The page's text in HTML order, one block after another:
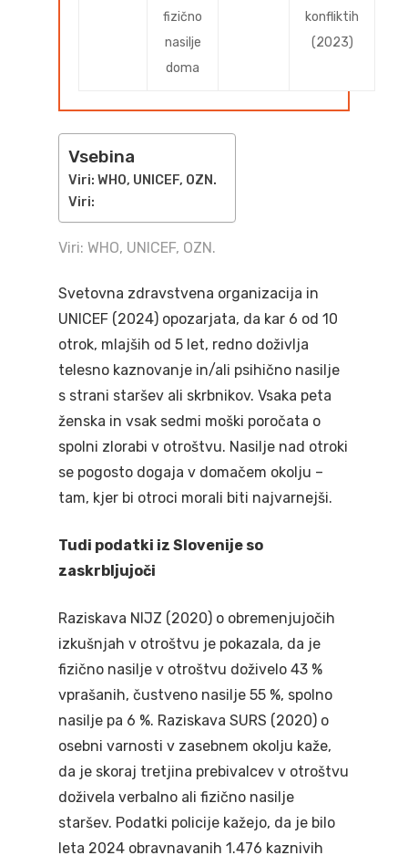
fizično
nasilje
doma
konfliktih
(2023)
Vsebina
Viri: WHO, UNICEF, OZN.
Viri:
Viri: WHO, UNICEF, OZN.
Svetovna zdravstvena organizacija in
UNICEF (2024) opozarjata, da kar 6 od 10
otrok, mlajših od 5 let, redno doživlja
telesno kaznovanje in/ali psihično nasilje
s strani staršev ali skrbnikov. Vsaka peta
ženska in vsak sedmi moški poročata o
spolni zlorabi v otroštvu. Nasilje nad otroki
se pogosto dogaja v domačem okolju –
tam, kjer bi otroci morali biti najvarnejši.
Tudi podatki iz Slovenije so
zaskrbljujoči
Raziskava NIJZ (2020) o obremenjujočih
izkušnjah v otroštvu je pokazala, da je
fizično nasilje v otroštvu doživelo 43 %
vprašanih, čustveno nasilje 55 %, spolno
nasilje pa 6 %. Raziskava SURS (2020) o
osebni varnosti v zasebnem okolju kaže,
da je skoraj tretjina prebivalcev v otroštvu
doživela verbalno ali fizično nasilje
staršev. Podatki policije kažejo, da je bilo
leta 2024 obravnavanih 1.476 kaznivih